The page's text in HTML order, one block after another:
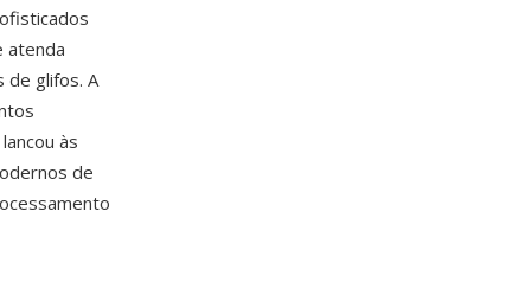
atenda
de glifos. A
às
de